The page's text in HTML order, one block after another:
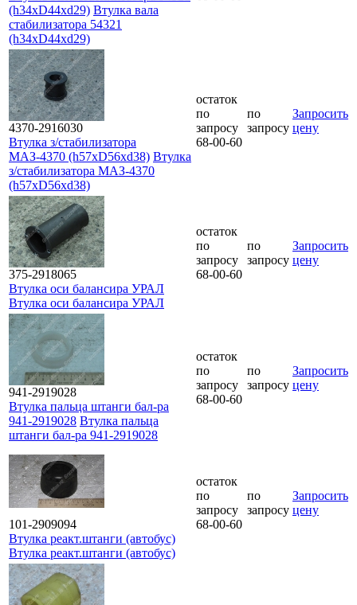
(h34xD44xd29) Втулка вала
стабилизатора 54321
(h34xD44xd29)
4370-2916030
Втулка з/стабилизатора
МАЗ-4370 (h57xD56xd38) Втулка
з/стабилизатора МАЗ-4370
(h57xD56xd38)
остаток
по
запросу
68-00-60
по
запросу
Запросить
цену
375-2918065
Втулка оси балансира УРАЛ
Втулка оси балансира УРАЛ
остаток
по
запросу
68-00-60
по
запросу
Запросить
цену
941-2919028
Втулка пальца штанги бал-ра
941-2919028 Втулка пальца
штанги бал-ра 941-2919028
остаток
по
запросу
68-00-60
по
запросу
Запросить
цену
101-2909094
Втулка реакт.штанги (автобус)
Втулка реакт.штанги (автобус)
остаток
по
запросу
68-00-60
по
запросу
Запросить
цену